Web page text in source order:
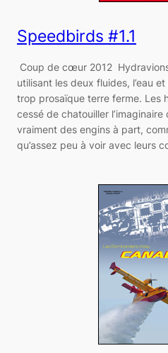
Speedbirds #1.1
Coup de cœur 2012
utilisant les deux fluides, l’eau et
trop prosaïque terre ferme. Les
cessé de chatouiller
vraiment des engins à part,
qu’assez peu à voir avec leurs